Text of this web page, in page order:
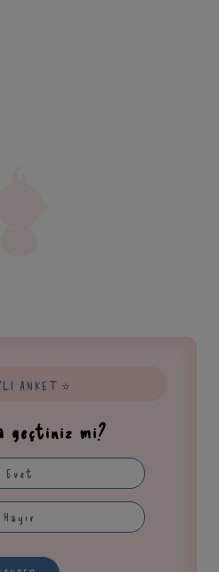
ANKET ⭐
geçtiniz mi?
Evet
Hayır